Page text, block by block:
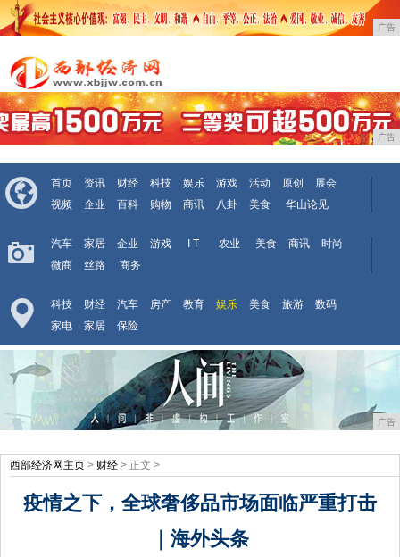
广告
广告
首页 资讯 财经 科技 娱乐 游戏 活动 原创
展会
视频
企业 百科 购物 商讯 八卦 美食 华山论见
汽车 家居 企业 游戏 I T 农业 美食 商讯
时尚
微商
丝路 商务
科技 财经 汽车 房产 教育 娱乐 美食 旅游
数码
家电
家居 保险
广告
西部经济网主页 > 财经 > 正文 >
疫情之下，全球奢侈品市场面临严重打击
｜海外头条